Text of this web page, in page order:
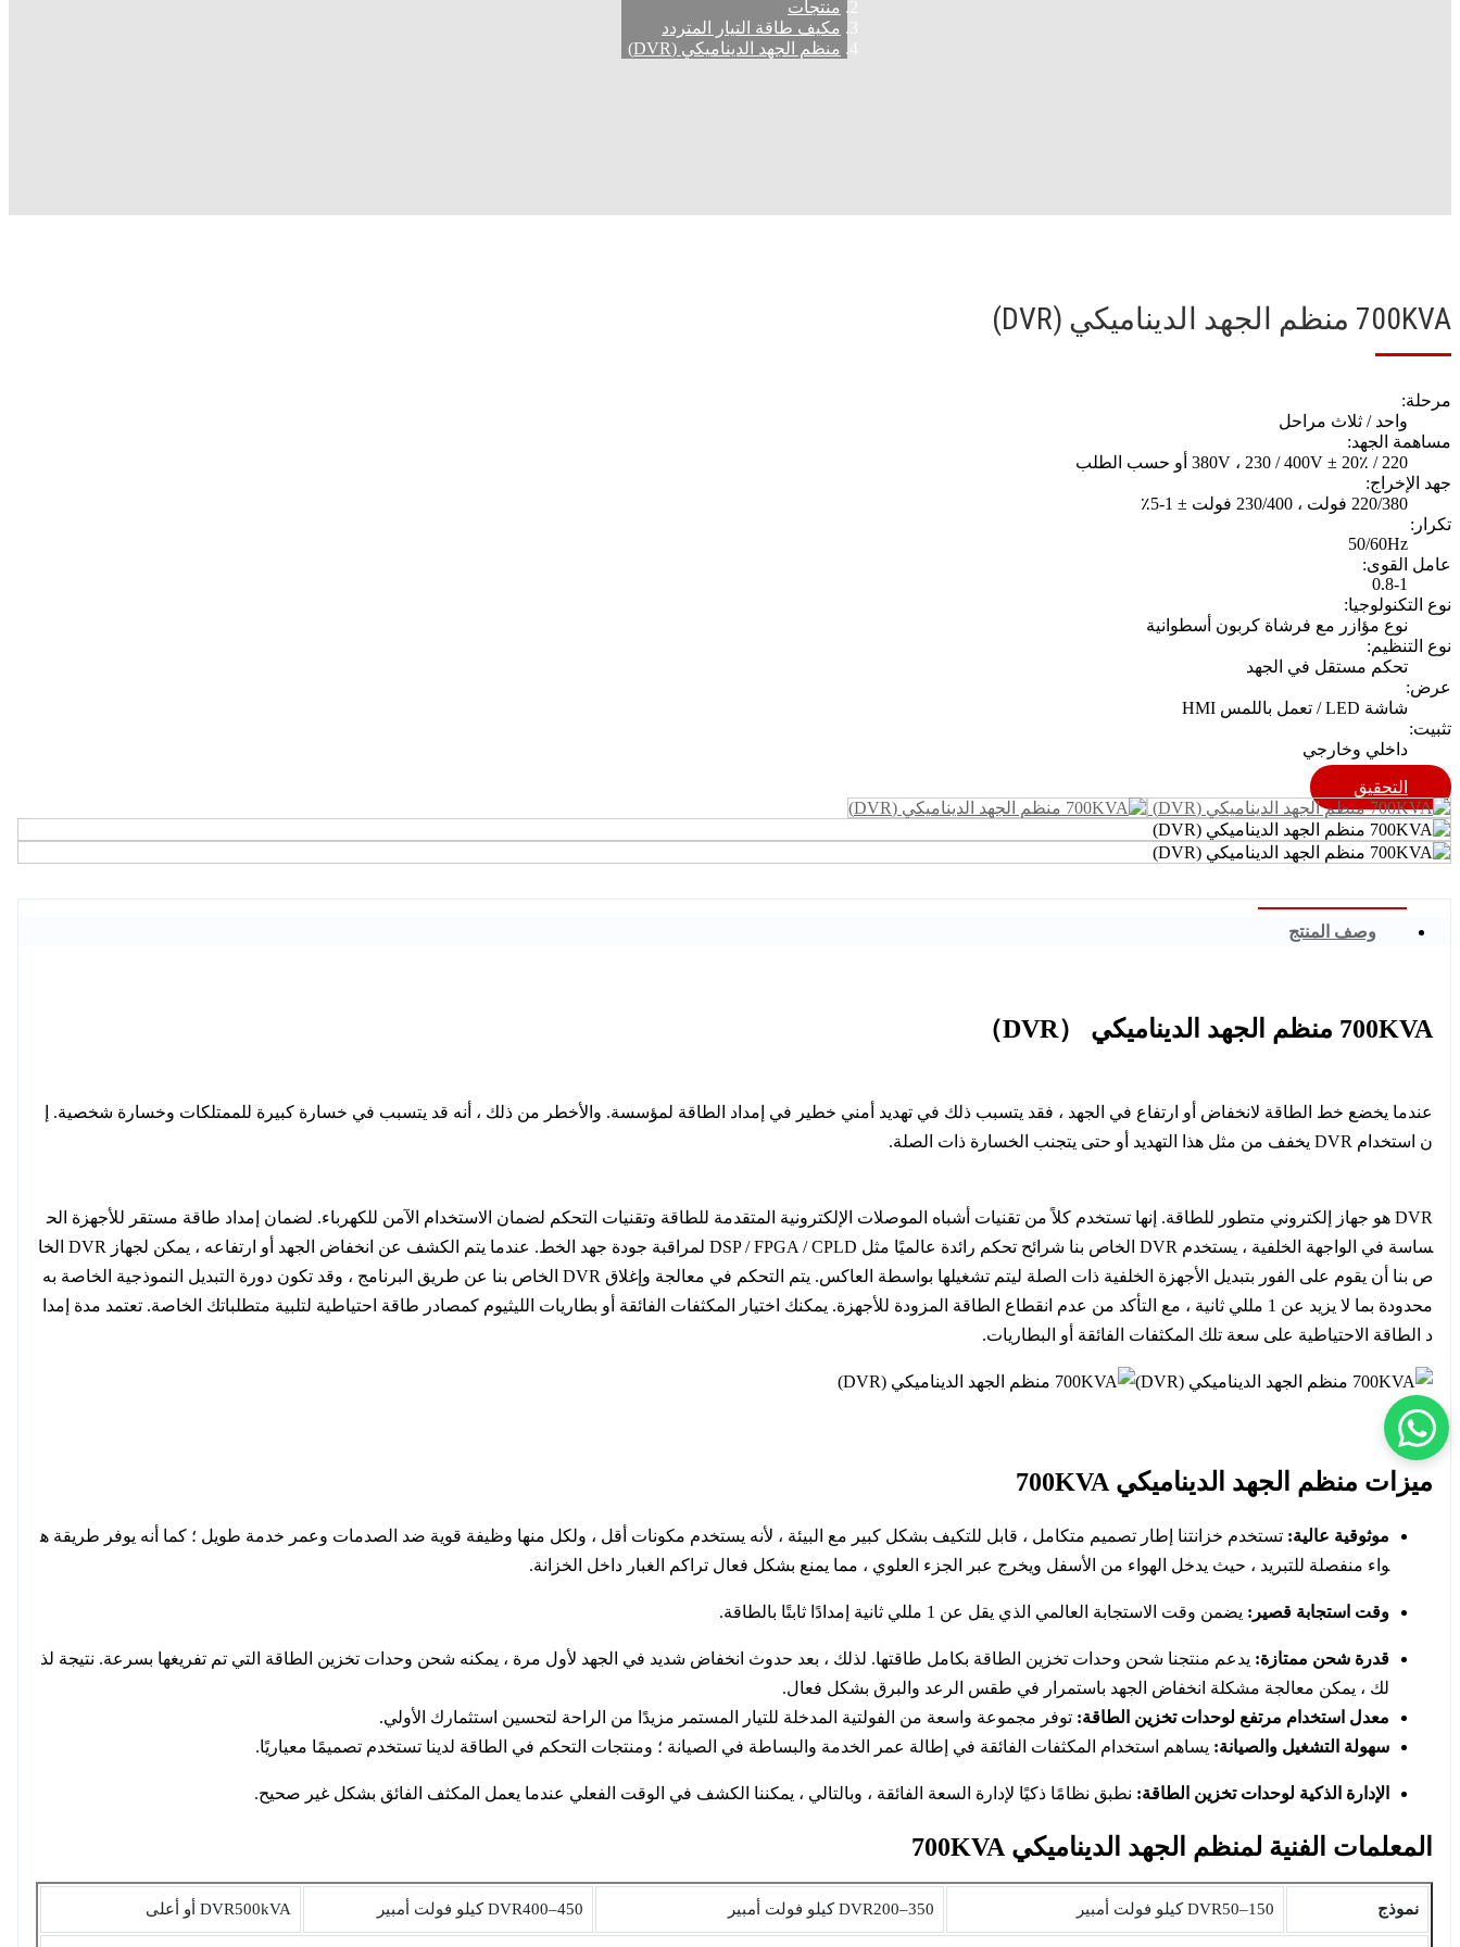
منتجات
مكيف طاقة التيار المتردد
منظم الجهد الديناميكي (DVR)
700KVA منظم الجهد الديناميكي (DVR)
مرحلة:
واحد / ثلاث مراحل
مساهمة الجهد:
220 / 380V ، 230 / 400V ± 20٪ أو حسب الطلب
جهد الإخراج:
220/380 فولت ، 230/400 فولت ± 1-5٪
تكرار:
50/60Hz
عامل القوى:
0.8-1
نوع التكنولوجيا:
نوع مؤازر مع فرشاة كربون أسطوانية
نوع التنظيم:
تحكم مستقل في الجهد
عرض:
شاشة LED / تعمل باللمس HMI
تثبيت:
داخلي وخارجي
التحقيق
وصف المنتج
700KVA منظم الجهد الديناميكي （DVR）
عندما يخضع خط الطاقة لانخفاض أو ارتفاع في الجهد ، فقد يتسبب ذلك في تهديد أمني خطير في إمداد الطاقة لمؤسسة. والأخطر من ذلك ، أنه قد يتسبب في خسارة كبيرة للممتلكات وخسارة شخصية. إ
ن استخدام DVR يخفف من مثل هذا التهديد أو حتى يتجنب الخسارة ذات الصلة.
DVR هو جهاز إلكتروني متطور للطاقة. إنها تستخدم كلاً من تقنيات أشباه الموصلات الإلكترونية المتقدمة للطاقة وتقنيات التحكم لضمان الاستخدام الآمن للكهرباء. لضمان إمداد طاقة مستقر للأجهزة الح
ساسة في الواجهة الخلفية ، يستخدم DVR الخاص بنا شرائح تحكم رائدة عالميًا مثل DSP / FPGA / CPLD لمراقبة جودة جهد الخط. عندما يتم الكشف عن انخفاض الجهد أو ارتفاعه ، يمكن لجهاز DVR الخا
ص بنا أن يقوم على الفور بتبديل الأجهزة الخلفية ذات الصلة ليتم تشغيلها بواسطة العاكس. يتم التحكم في معالجة وإغلاق DVR الخاص بنا عن طريق البرنامج ، وقد تكون دورة التبديل النموذجية الخاصة به
محدودة بما لا يزيد عن 1 مللي ثانية ، مع التأكد من عدم انقطاع الطاقة المزودة للأجهزة. يمكنك اختيار المكثفات الفائقة أو بطاريات الليثيوم كمصادر طاقة احتياطية لتلبية متطلباتك الخاصة. تعتمد مدة إمدا
د الطاقة الاحتياطية على سعة تلك المكثفات الفائقة أو البطاريات.
DVR
ميزات منظم الجهد الديناميكي 700KVA
موثوقية عالية: تستخدم خزانتنا إطار تصميم متكامل ، قابل للتكيف بشكل كبير مع البيئة ، لأنه يستخدم مكونات أقل ، ولكل منها وظيفة قوية ضد الصدمات وعمر خدمة طويل ؛ كما أنه يوفر طريقة ه
واء منفصلة للتبريد ، حيث يدخل الهواء من الأسفل ويخرج عبر الجزء العلوي ، مما يمنع بشكل فعال تراكم الغبار داخل الخزانة.
وقت استجابة قصير: يضمن وقت الاستجابة العالمي الذي يقل عن 1 مللي ثانية إمدادًا ثابتًا بالطاقة.
قدرة شحن ممتازة: يدعم منتجنا شحن وحدات تخزين الطاقة بكامل طاقتها. لذلك ، بعد حدوث انخفاض شديد في الجهد لأول مرة ، يمكنه شحن وحدات تخزين الطاقة التي تم تفريغها بسرعة. نتيجة لذ
لك ، يمكن معالجة مشكلة انخفاض الجهد باستمرار في طقس الرعد والبرق بشكل فعال.
معدل استخدام مرتفع لوحدات تخزين الطاقة: توفر مجموعة واسعة من الفولتية المدخلة للتيار المستمر مزيدًا من الراحة لتحسين استثمارك الأولي.
سهولة التشغيل والصيانة: يساهم استخدام المكثفات الفائقة في إطالة عمر الخدمة والبساطة في الصيانة ؛ ومنتجات التحكم في الطاقة لدينا تستخدم تصميمًا معياريًا.
الإدارة الذكية لوحدات تخزين الطاقة: نطبق نظامًا ذكيًا لإدارة السعة الفائقة ، وبالتالي ، يمكننا الكشف في الوقت الفعلي عندما يعمل المكثف الفائق بشكل غير صحيح.
المعلمات الفنية لمنظم الجهد الديناميكي 700KVA
نموذج DVR50‒150 كيلو فولت أمبير DVR200‒350 كيلو فولت أمبير DVR400‒450 كيلو فولت أمبير DVR500kVA أو أعلى